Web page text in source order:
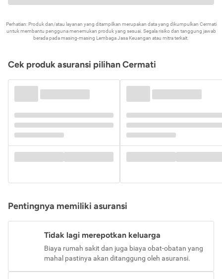
Perhatian: Produk dan/atau layanan yang ditampilkan merupakan data yang dikumpulkan Cermati
untuk membantu pengguna menemukan produk yang sesuai. Segala risiko dan tanggung jawab
berada pada masing-masing Lembaga Jasa Keuangan atau mitra terkait.
Cek produk asuransi pilihan Cermati
Pentingnya memiliki asuransi
Tidak lagi merepotkan keluarga
Biaya rumah sakit dan juga biaya obat-obatan yang
mahal pastinya akan ditanggung oleh asuransi.